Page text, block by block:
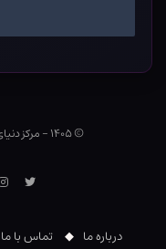
© ۱۴۰۵ - مرکز دنیای جادوگری
توییتر
درباره ما تماس با ما